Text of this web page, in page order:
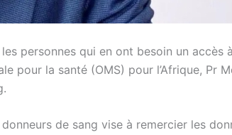
personnes qui en ont besoin un accès
pour la santé (OMS) pour l’Afrique, Pr
de sang vise à remercier les